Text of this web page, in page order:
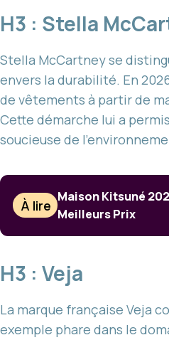
H3 : Stella
Stella McCartney se
envers la durabilité. En
de vêtements à partir de
Cette démarche lui a
soucieuse de
À lire
Maison Kitsuné
Meilleurs Prix
H3 : Veja
La marque française Veja
exemple phare dans le